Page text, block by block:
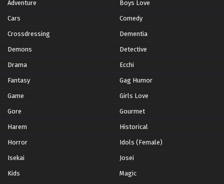
Yowamushi Pedal Episode 20
Eps 20 - Episode 20 - October 26, 2024
Yowamushi Pedal Episode 19
Eps 18 - Episode 18 - October 26, 2024
Yowamushi Pedal Episode 17
Eps 17 - Episode 17 - October 26, 2024
Adventure Boys Love
Cars Comedy
Crossdressing Dementia
Demons Detective
Drama Ecchi
Fantasy Gag Humor
Game Girls Love
Gore Gourmet
Harem Historical
Horror Idols (Female)
Isekai Josei
Kids Magic